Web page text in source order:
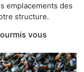
emplacements des
structure.
vous